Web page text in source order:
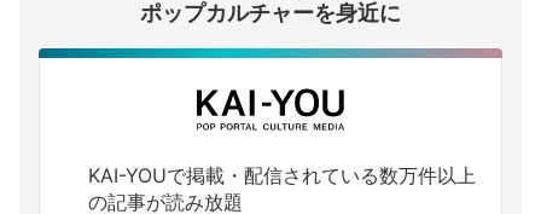
ポップカルチャーを身近に
KAI-YOUで掲載・配信されている数万件以上
の記事が読み放題